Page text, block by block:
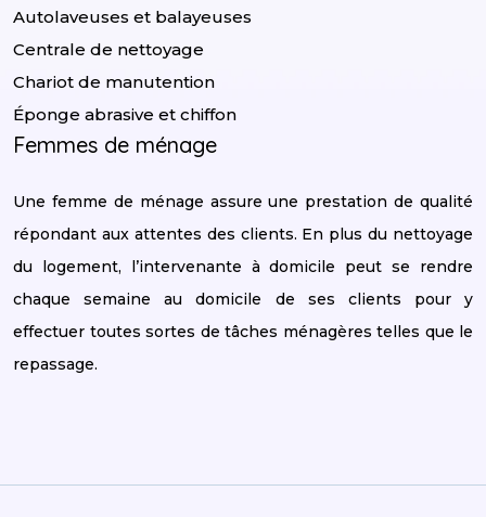
Autolaveuses et balayeuses
Centrale de nettoyage
Chariot de manutention
Éponge abrasive et chiffon
Femmes de ménage
Une femme de ménage assure une prestation de qualité
répondant aux attentes des clients. En plus du nettoyage
du logement, l’intervenante à domicile peut se rendre
chaque semaine au domicile de ses clients pour y
effectuer toutes sortes de tâches ménagères telles que le
repassage.